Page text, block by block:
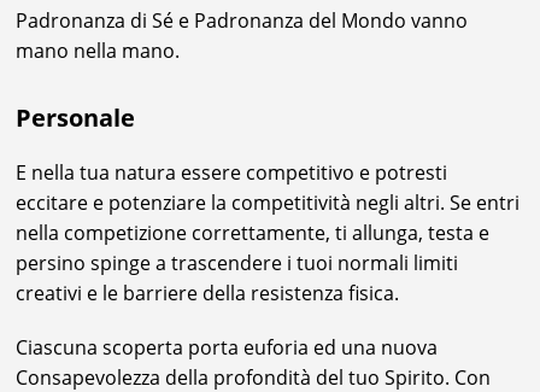
Padronanza di Sé e Padronanza del Mondo vanno
mano nella mano.
Personale
E nella tua natura essere competitivo e potresti
eccitare e potenziare la competitività negli altri. Se entri
nella competizione correttamente, ti allunga, testa e
persino spinge a trascendere i tuoi normali limiti
creativi e le barriere della resistenza fisica.
Ciascuna scoperta porta euforia ed una nuova
Consapevolezza della profondità del tuo Spirito. Con